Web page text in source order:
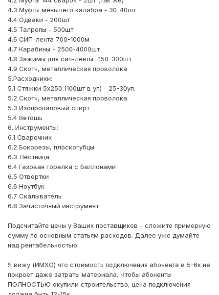
4.3 Муфты меньшего калибра - 30-40шт
4.4 Одваки - 200шт
4.5 Талрепы - 500шт
4.6 СИП-лента 700-1000м
4.7 Карабины - 2500-4000шт
4.8 Зажимы для сип-ленты -150-300шт
4.9 Скотч, металлическая проволока
5.Расходники:
5.1 Стяжки 5х250 (100шт в уп) - 25-30уп.
5.2 Скотч, металлическая проволока
5.3 Изопропиловый спирт
5.4 Ветошь
6. Инструменты:
6.1 Сварочник
6.2 Бокорезы, плоскогубцы
6.3 Лестница
6.4 Газовая горелка с баллонами
6.5 Отвертки
6.6 Ноутбук
6.7 Скалыватель
6.8 Зачисточный инструмент
Подсчитайте цены у Ваших поставщиков - сложите примерную
сумму по основным статьям расходов. Далее уже думайте
над рентабельностью.
Я вижу (ИМХО) что стоимость подключения абонента в 5-6к не
покроет даже затраты материала. Чтобы абоненты
ПОЛНОСТЬЮ окупили строительство, цена подключения